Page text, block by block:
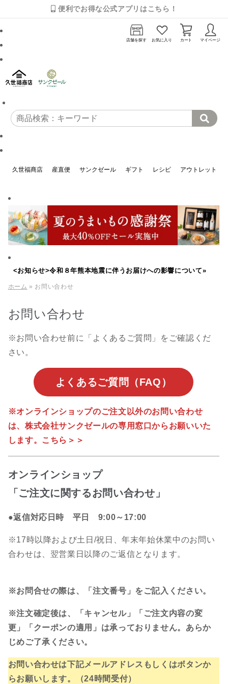
便利でお得な公式アプリはこちら！
店舗を探す お気に入り カート マイページ
久世福商店 産直便 サンクゼール ギフト レシピ アウトレット
<お知らせ>令和８年熊本地震に伴うお届けへの影響について»
ホーム » お問い合わせ
お問い合わせ
※お問い合わせ前に「よくあるご質問」をご確認くだ
さい。
よくあるご質問（FAQ）
※オンラインショップのご注文以外のお問い合わせ
は、株式会社サンクゼールの専用窓口からお願いいた
します。こちら＞＞
オンラインショップ
「ご注文に関するお問い合わせ」
●返信対応日時 平日 9:00～17:00
※17時以降および土日/祝日、年末年始休業中のお問い
合わせは、翌営業日以降のご返信となります。
※お問合せの際は、「注文番号」をご記入ください。
※注文確定後は、「キャンセル」「ご注文内容の変
更」「クーポンの適用」は承っておりません。あらか
じめご了承ください。
お問い合わせは下記メールアドレスもしくはボタンか
らお願いします。（24時間受付）